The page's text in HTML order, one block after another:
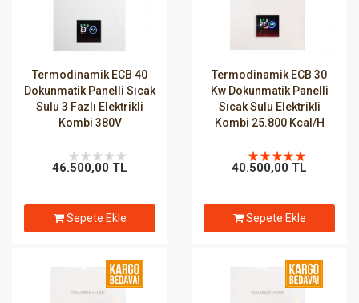
Termodinamik ECB 40
Dokunmatik Panelli Sıcak
Sulu 3 Fazlı Elektrikli
Kombi 380V
46.500,00 TL
Sepete Ekle
Termodinamik ECB 30
Kw Dokunmatik Panelli
Sıcak Sulu Elektrikli
Kombi 25.800 Kcal/H
40.500,00 TL
Sepete Ekle